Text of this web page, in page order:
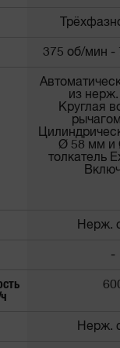
375 об/мин -
из нерж.
Круглая
Ø 58 мм и
толкатель
Нерж.
-
Нерж.